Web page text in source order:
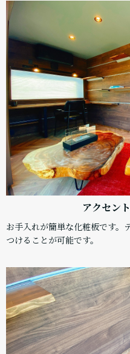
アクセン
お手入れが簡単な化粧板です。
つけることが可能です。